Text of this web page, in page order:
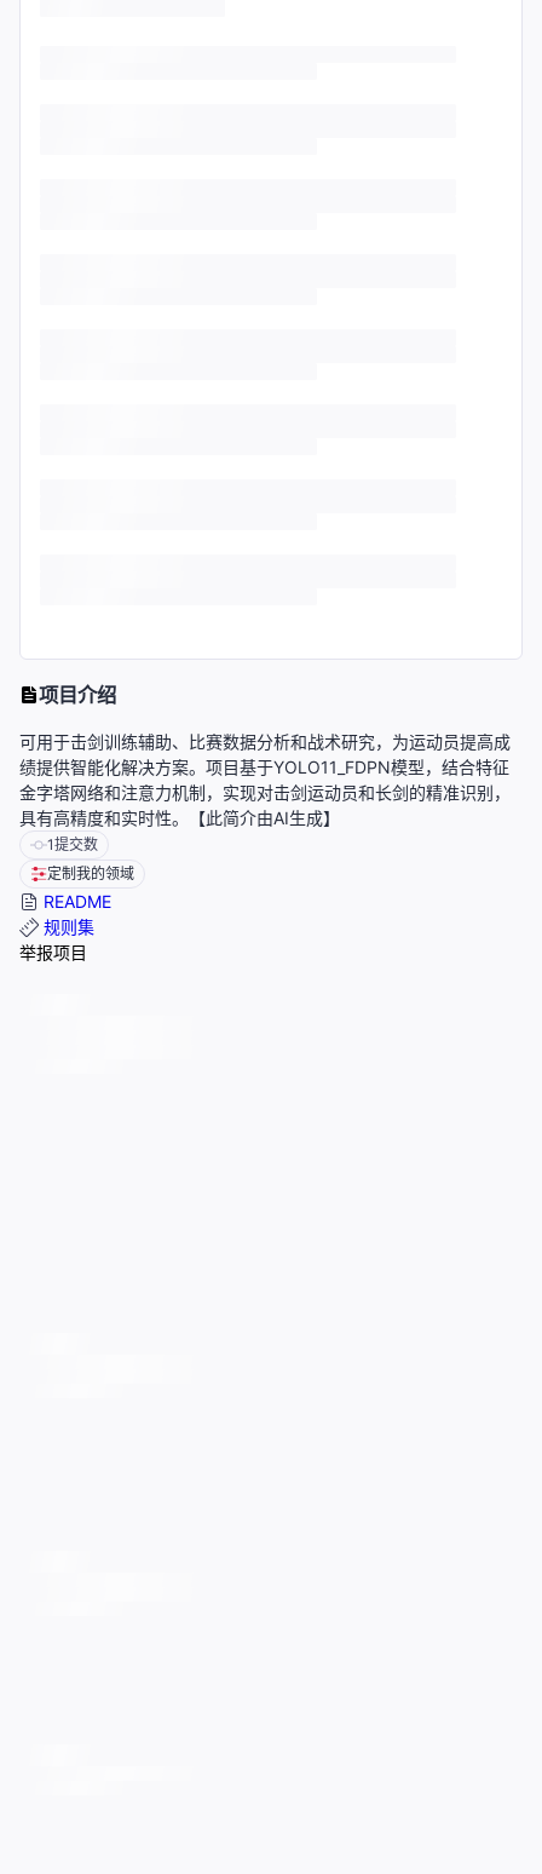
项目介绍
可用于击剑训练辅助、比赛数据分析和战术研究，为运动员提高成
绩提供智能化解决方案。项目基于YOLO11_FDPN模型，结合特征
金字塔网络和注意力机制，实现对击剑运动员和长剑的精准识别，
具有高精度和实时性。【此简介由AI生成】
1提交数
定制我的领域
README
规则集
举报项目